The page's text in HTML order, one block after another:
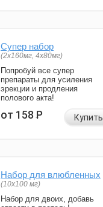
Супер набор
(2х160мг, 4х80мг)
Попробуй все супер
препараты для усиления
эрекции и продления
полового акта!
от 158Р Купить
Набор для влюбленных
(10х100 мг)
Набор для двоих, добавь